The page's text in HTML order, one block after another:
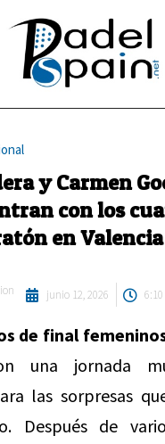
y Carmen
con los
en Valencia
junio 12, 2026
de final
una jornada
las sorpresas
Después de